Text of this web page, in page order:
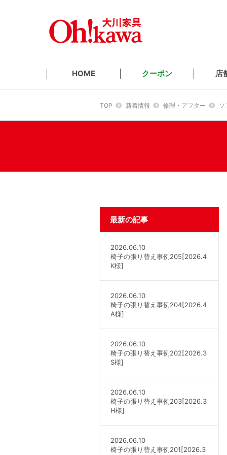
HOME クーポン 店
TOP 新着情報 修理・アフター ソ
最新の記事
2026.06.10
椅子の張り替え事例205[2026.4
K様]
2026.06.10
椅子の張り替え事例204[2026.4
A様]
2026.06.10
椅子の張り替え事例202[2026.3
S様]
2026.06.10
椅子の張り替え事例203[2026.3
H様]
2026.06.10
椅子の張り替え事例201[2026.3